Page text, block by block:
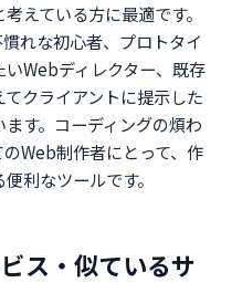
えている方に最適です。
れな初心者、プロトタイ
Webディレクター、既存
クライアントに提示した
す。コーディングの煩わ
Web制作者にとって、作
利なツールです。
ス・似ているサ